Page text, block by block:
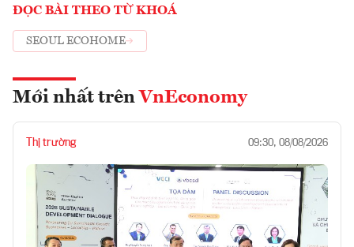
ĐỌC BÀI THEO TỪ KHOÁ
SEOUL ECOHOME
Mới nhất trên VnEconomy
Thị trường 09:30, 08/08/2026